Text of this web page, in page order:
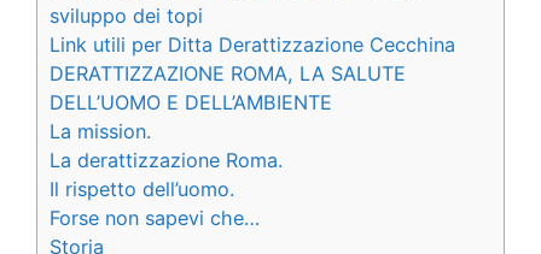
sviluppo dei topi
Link utili per Ditta Derattizzazione Cecchina
DERATTIZZAZIONE ROMA, LA SALUTE
DELL’UOMO E DELL’AMBIENTE
La mission.
La derattizzazione Roma.
Il rispetto dell’uomo.
Forse non sapevi che…
Storia